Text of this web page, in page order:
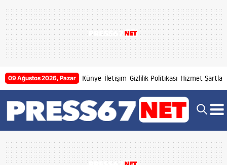
09 Ağustos 2026, Pazar Künye İletişim Gizlilik Politikası Hizmet Şartları